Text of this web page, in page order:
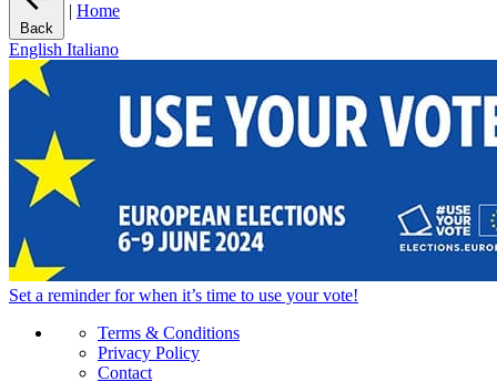
Back
| Home
English Italiano
Set a reminderfor when it’s time to use your vote!
Terms & Conditions
Privacy Policy
Contact